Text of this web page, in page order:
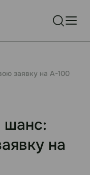
заявку на А-100
шанс:
на